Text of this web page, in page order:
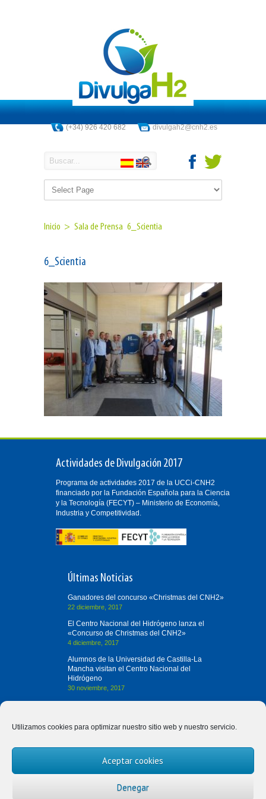
Utilizamos cookies para optimizar nuestro sitio web y nuestro servicio.
Aceptar cookies
Denegar
(+34) 926 420 682 divulgah2@cnh2.es
Inicio > Sala de Prensa 6_Scientia
6_Scientia
Actividades de Divulgación 2017
Programa de actividades 2017 de la UCCi-CNH2
financiado por la Fundación Española para la Ciencia
y la Tecnología (FECYT) – Ministerio de Economía,
Industria y Competitividad.
Últimas Noticias
Ganadores del concurso «Christmas del CNH2»
22 diciembre, 2017
El Centro Nacional del Hidrógeno lanza el
«Concurso de Christmas del CNH2»
4 diciembre, 2017
Alumnos de la Universidad de Castilla-La
Mancha visitan el Centro Nacional del
Hidrógeno
30 noviembre, 2017
Contacta con Nosotros
(+34) 926 420 682
divulgah2@cnh2.es
13500 Puertollano (Ciudad Real)